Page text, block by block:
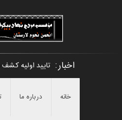
اخبار: تایید اولیه
خانه درباره ما